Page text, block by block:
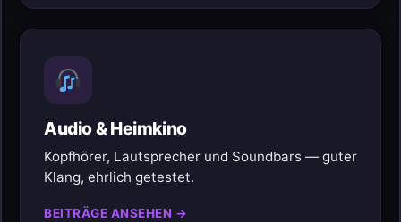
Audio & Heimkino
Kopfhörer, Lautsprecher und Soundbars — guter
Klang, ehrlich getestet.
BEITRÄGE ANSEHEN →